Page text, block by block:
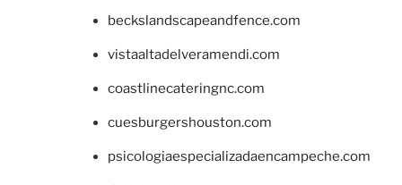
beckslandscapeandfence.com
vistaaltadelveramendi.com
coastlinecateringnc.com
cuesburgershouston.com
psicologiaespecializadaencampeche.com